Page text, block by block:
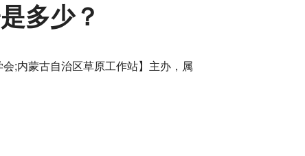
多少？
;内蒙古自治区草原工作站】主办，属